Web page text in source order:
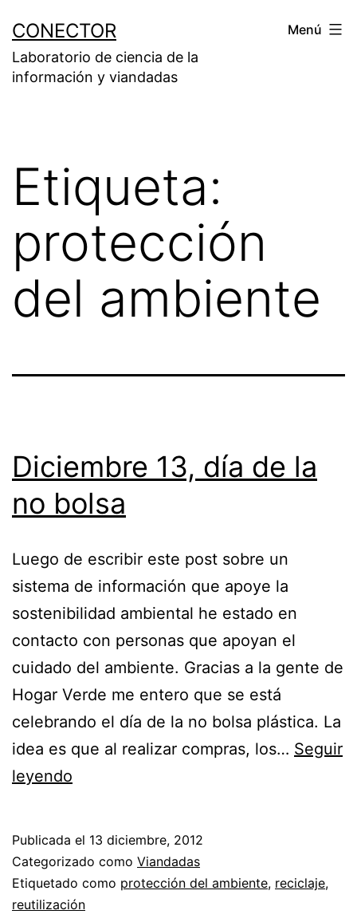
contenido
CONECTOR
Laboratorio de ciencia de la
información y viandadas
Menú
Etiqueta:
protección
del ambiente
Diciembre 13, día de la
no bolsa
Luego de escribir este post sobre un
sistema de información que apoye la
sostenibilidad ambiental he estado en
contacto con personas que apoyan el
cuidado del ambiente. Gracias a la gente de
Hogar Verde me entero que se está
celebrando el día de la no bolsa plástica. La
idea es que al realizar compras, los… Seguir
leyendo
de
la
no
Publicada el 13 diciembre, 2012
Categorizado como Viandadas
Etiquetado como protección del ambiente, reciclaje,
reutilización